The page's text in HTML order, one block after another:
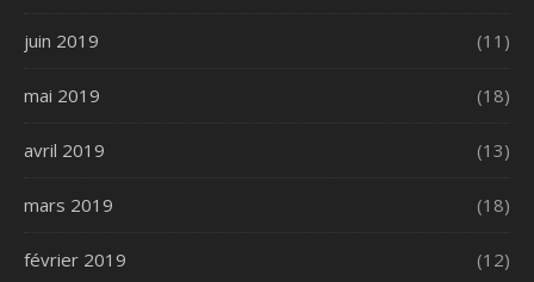
juin 2019 (11)
mai 2019 (18)
avril 2019 (13)
mars 2019 (18)
février 2019 (12)